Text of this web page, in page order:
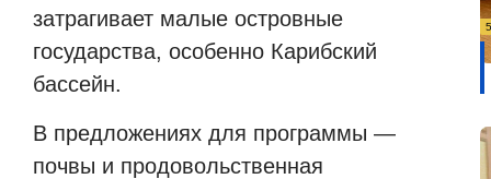
затрагивает малые островные
государства, особенно Карибский
бассейн.
В предложениях для программы —
почвы и продовольственная